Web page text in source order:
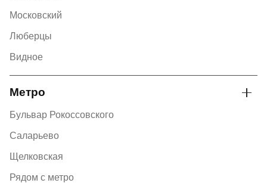
Московский
Люберцы
Видное
Метро
Бульвар Рокоссовского
Саларьево
Щелковская
Рядом с метро